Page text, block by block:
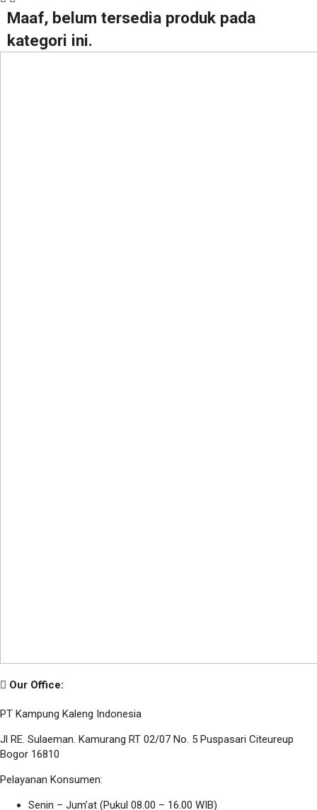
Maaf, belum tersedia produk pada
kategori ini.
Our Office:
PT Kampung Kaleng Indonesia
Jl RE. Sulaeman. Kamurang RT 02/07 No. 5 Puspasari Citeureup
Bogor 16810
Pelayanan Konsumen:
Senin – Jum’at (Pukul 08.00 – 16.00 WIB)